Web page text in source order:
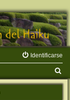
Identificarse
u